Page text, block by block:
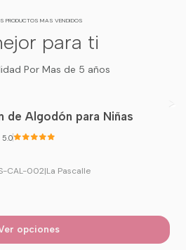
PRODUCTOS MAS VENDIDOS
para ti
Por Mas de 5 años
de Algodón para Niñas
5.0
CAL-002|La Pascalle
opciones